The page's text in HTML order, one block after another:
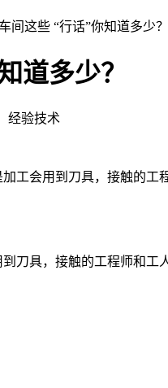
间这些 “行话”你知道多少？
道多少？
经验技术
工会用到刀具，接触的
刀具，接触的工程师和